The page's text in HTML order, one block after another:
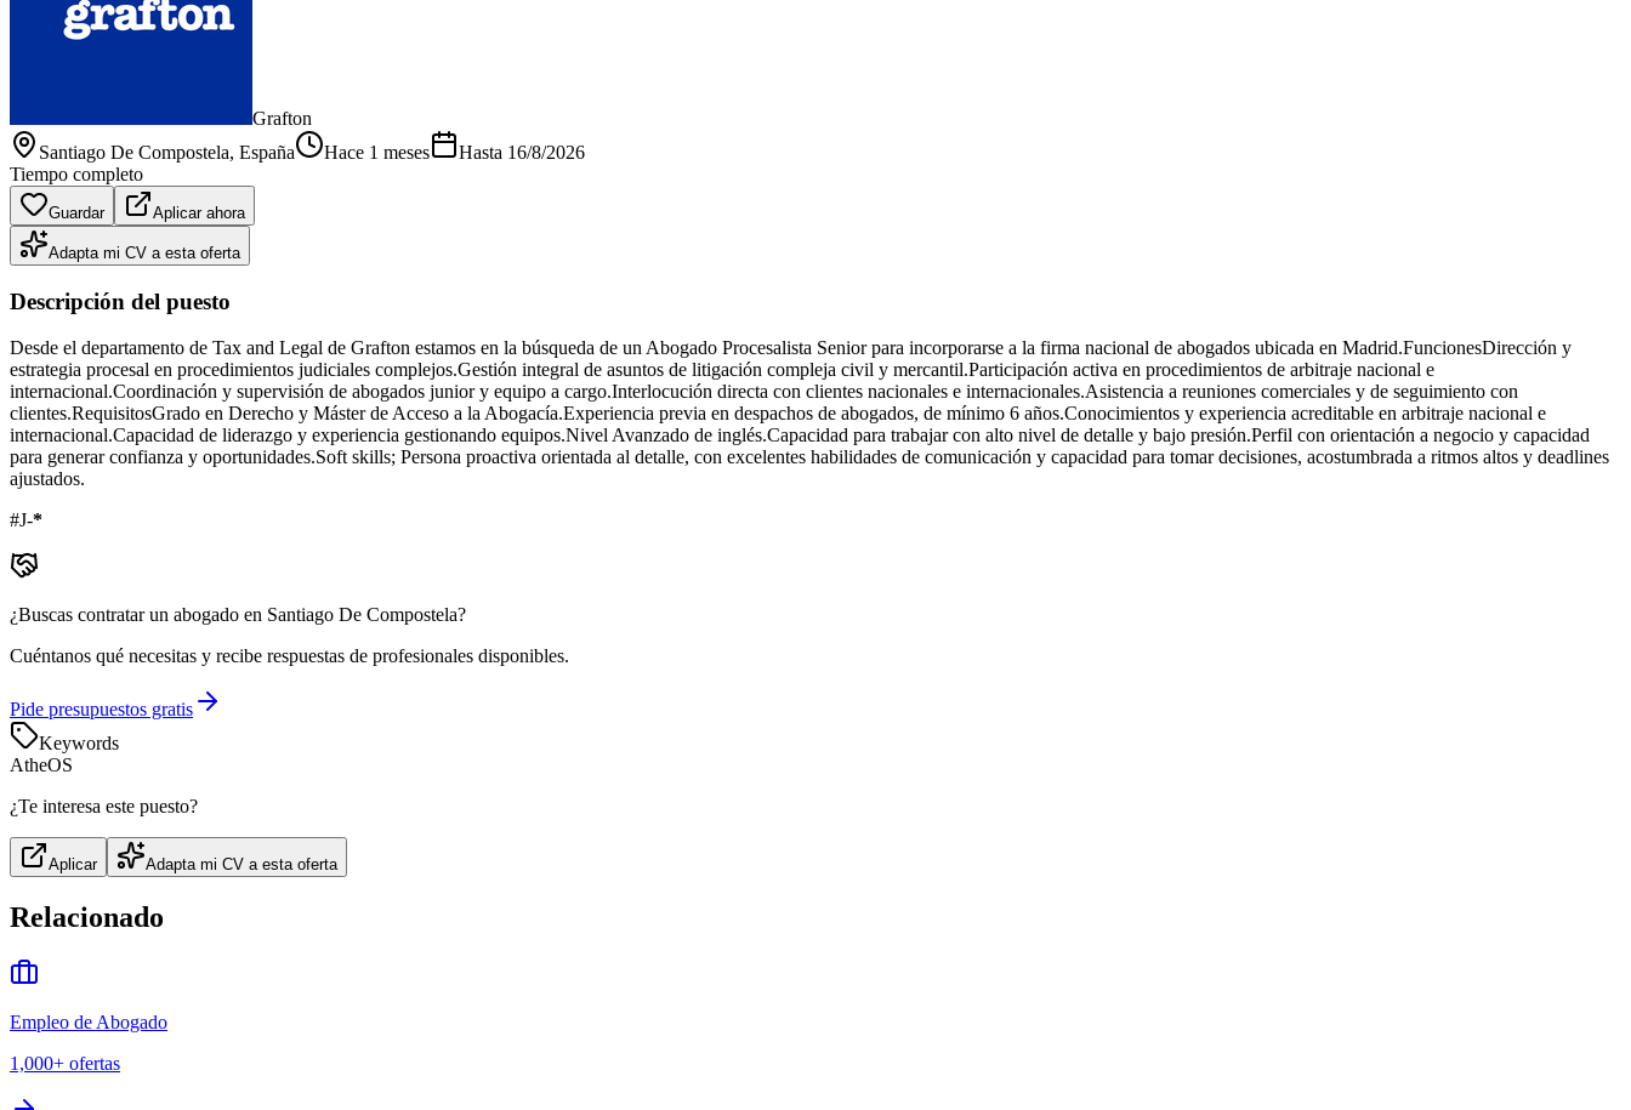
Grafton
Santiago De Compostela, España Hace 1 meses Hasta 16/8/2026
Tiempo completo
Guardar Aplicar ahora
Adapta mi CV a esta oferta
Descripción del puesto
Desde el departamento de Tax and Legal de Grafton estamos en la búsqueda de un Abogado Procesalista Senior para incorporarse a la firma nacional de abogados ubicada en Madrid.FuncionesDirección y
estrategia procesal en procedimientos judiciales complejos.Gestión integral de asuntos de litigación compleja civil y mercantil.Participación activa en procedimientos de arbitraje nacional e
internacional.Coordinación y supervisión de abogados junior y equipo a cargo.Interlocución directa con clientes nacionales e internacionales.Asistencia a reuniones comerciales y de seguimiento con
clientes.RequisitosGrado en Derecho y Máster de Acceso a la Abogacía.Experiencia previa en despachos de abogados, de mínimo 6 años.Conocimientos y experiencia acreditable en arbitraje nacional e
internacional.Capacidad de liderazgo y experiencia gestionando equipos.Nivel Avanzado de inglés.Capacidad para trabajar con alto nivel de detalle y bajo presión.Perfil con orientación a negocio y capacidad
para generar confianza y oportunidades.Soft skills; Persona proactiva orientada al detalle, con excelentes habilidades de comunicación y capacidad para tomar decisiones, acostumbrada a ritmos altos y deadlines
ajustados.
#J-*
¿Buscas contratar un abogado en Santiago De Compostela?
Cuéntanos qué necesitas y recibe respuestas de profesionales disponibles.
Pide presupuestos gratis
Keywords
AtheOS
¿Te interesa este puesto?
Aplicar Adapta mi CV a esta oferta
Relacionado
Empleo de Abogado
1,000+ ofertas